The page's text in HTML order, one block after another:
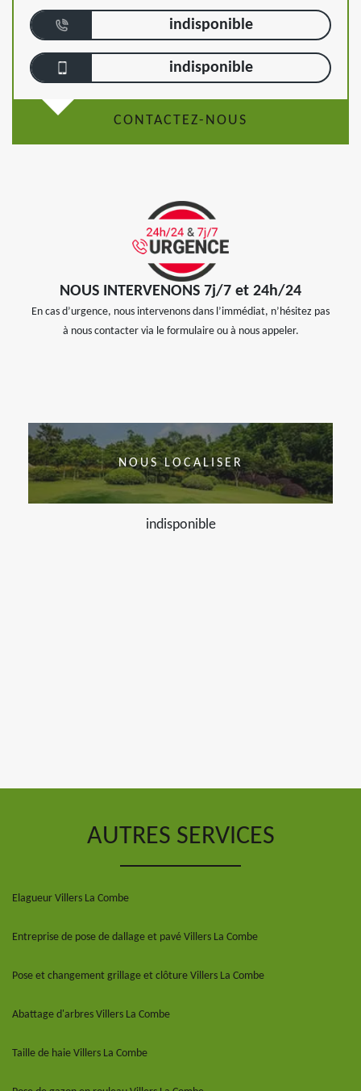
indisponible
indisponible
CONTACTEZ-NOUS
NOUS INTERVENONS 7j/7 et 24h/24
En cas d’urgence, nous intervenons dans l’immédiat, n’hésitez pas
à nous contacter via le formulaire ou à nous appeler.
NOUS LOCALISER
indisponible
AUTRES SERVICES
Elagueur Villers La Combe
Entreprise de pose de dallage et pavé Villers La Combe
Pose et changement grillage et clôture Villers La Combe
Abattage d'arbres Villers La Combe
Taille de haie Villers La Combe